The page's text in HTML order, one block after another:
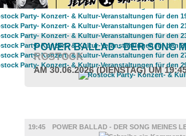
POWER BALLAD - DER SONG
ROSTOCK
AM 30.06.2026 (DIENSTAG) UM
19:45
POWER BALLAD - DER SONG MEINES